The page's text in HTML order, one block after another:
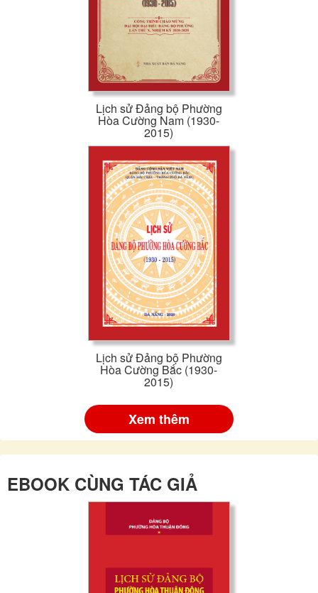
Lịch sử Đảng bộ Phường
Hòa Cường Nam (1930-
2015)
Lịch sử Đảng bộ Phường
Hòa Cường Bắc (1930-
2015)
Xem thêm
EBOOK CÙNG TÁC GIẢ